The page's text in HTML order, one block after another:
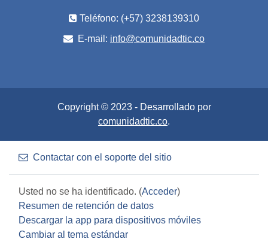
Teléfono: (+57) 3238139310
E-mail: info@comunidadtic.co
Copyright © 2023 - Desarrollado por
comunidadtic.co.
Contactar con el soporte del sitio
Usted no se ha identificado. (Acceder)
Resumen de retención de datos
Descargar la app para dispositivos móviles
Cambiar al tema estándar